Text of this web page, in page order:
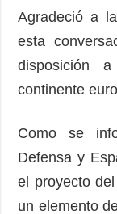
Agradeció a
esta
disposición
continente
Como se
Defensa y
el proyecto
un elemento